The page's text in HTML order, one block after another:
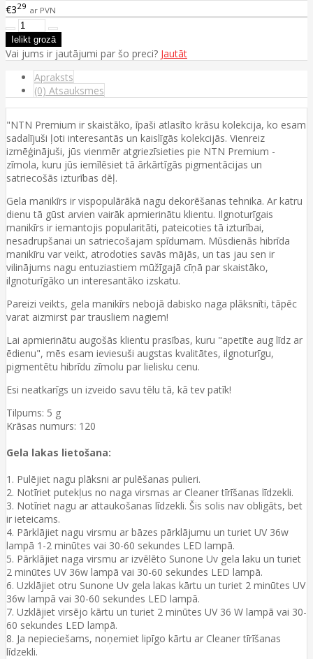
€329 ar PVN
Vai jums ir jautājumi par šo preci? Jautāt
Apraksts
(0) Atsauksmes
"NTN Premium ir skaistāko, īpaši atlasīto krāsu kolekcija, ko esam
sadalījuši ļoti interesantās un kaislīgās kolekcijās. Vienreiz
izmēģinājuši, jūs vienmēr atgriezīsieties pie NTN Premium -
zīmola, kuru jūs iemīlēsiet tā ārkārtīgās pigmentācijas un
satriecošās izturības dēļ.
Gela manikīrs ir vispopulārākā nagu dekorēšanas tehnika. Ar katru
dienu tā gūst arvien vairāk apmierinātu klientu. Ilgnoturīgais
manikīrs ir iemantojis popularitāti, pateicoties tā izturībai,
nesadrupšanai un satriecošajam spīdumam. Mūsdienās hibrīda
manikīru var veikt, atrodoties savās mājās, un tas jau sen ir
vilinājums nagu entuziastiem mūžīgajā cīņā par skaistāko,
ilgnoturīgāko un interesantāko izskatu.
Pareizi veikts, gela manikīrs nebojā dabisko naga plāksnīti, tāpēc
varat aizmirst par trausliem nagiem!
Lai apmierinātu augošās klientu prasības, kuru "apetīte aug līdz ar
ēdienu", mēs esam ieviesuši augstas kvalitātes, ilgnoturīgu,
pigmentētu hibrīdu zīmolu par lielisku cenu.
Esi neatkarīgs un izveido savu tēlu tā, kā tev patīk!
Tilpums: 5 g
Krāsas numurs: 120
Gela lakas lietošana:
1. Pulējiet nagu plāksni ar pulēšanas pulieri.
2. Notīriet putekļus no naga virsmas ar Cleaner tīrīšanas līdzekli.
3. Notīriet nagu ar attaukošanas līdzekli. Šis solis nav obligāts, bet
ir ieteicams.
4. Pārklājiet nagu virsmu ar bāzes pārklājumu un turiet UV 36w
lampā 1-2 minūtes vai 30-60 sekundes LED lampā.
5. Pārklājiet naga virsmu ar izvēlēto Sunone Uv gela laku un turiet
2 minūtes UV 36w lampā vai 30-60 sekundes LED lampā.
6. Uzklājiet otru Sunone Uv gela lakas kārtu un turiet 2 minūtes UV
36w lampā vai 30-60 sekundes LED lampā.
7. Uzklājiet virsējo kārtu un turiet 2 minūtes UV 36 W lampā vai 30-
60 sekundes LED lampā.
8. Ja nepieciešams, noņemiet lipīgo kārtu ar Cleaner tīrīšanas
līdzekli.